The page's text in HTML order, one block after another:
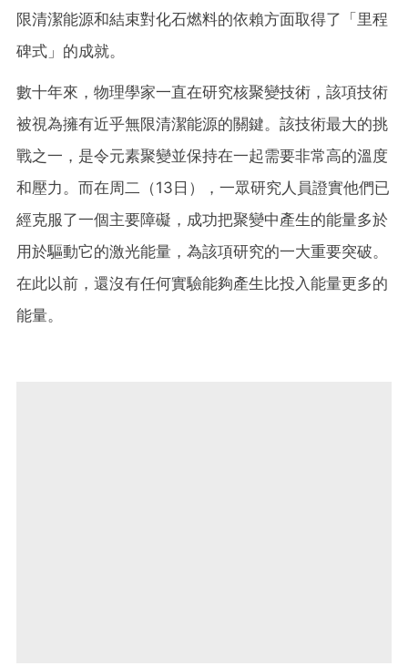
限清潔能源和結束對化石燃料的依賴方面取得了「里程
碑式」的成就。
數十年來，物理學家一直在研究核聚變技術，該項技術
被視為擁有近乎無限清潔能源的關鍵。該技術最大的挑
戰之一，是令元素聚變並保持在一起需要非常高的溫度
和壓力。而在周二（13日），一眾研究人員證實他們已
經克服了一個主要障礙，成功把聚變中產生的能量多於
用於驅動它的激光能量，為該項研究的一大重要突破。
在此以前，還沒有任何實驗能夠產生比投入能量更多的
能量。